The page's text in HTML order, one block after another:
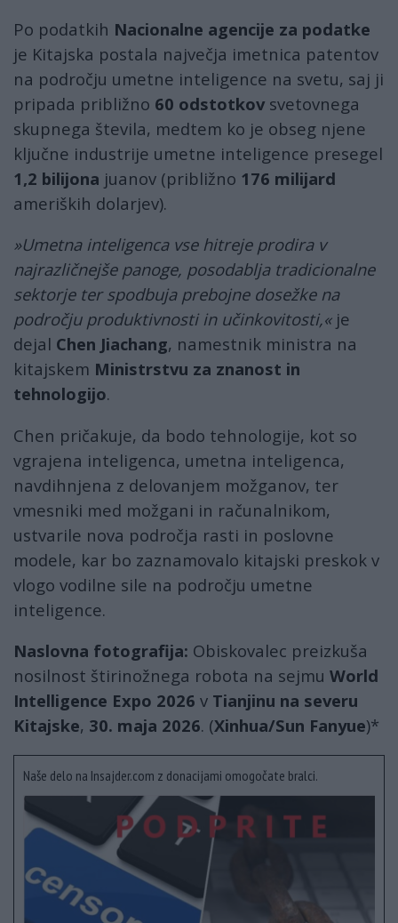
Po podatkih Nacionalne agencije za podatke
je Kitajska postala največja imetnica patentov
na področju umetne inteligence na svetu, saj ji
pripada približno 60 odstotkov svetovnega
skupnega števila, medtem ko je obseg njene
ključne industrije umetne inteligence presegel
1,2 bilijona juanov (približno 176 milijard
ameriških dolarjev).
»Umetna inteligenca vse hitreje prodira v
najrazličnejše panoge, posodablja tradicionalne
sektorje ter spodbuja prebojne dosežke na
področju produktivnosti in učinkovitosti,«je
dejal Chen Jiachang, namestnik ministra na
kitajskem Ministrstvu za znanost in
tehnologijo.
Chen pričakuje, da bodo tehnologije, kot so
vgrajena inteligenca, umetna inteligenca,
navdihnjena z delovanjem možganov, ter
vmesniki med možgani in računalnikom,
ustvarile nova področja rasti in poslovne
modele, kar bo zaznamovalo kitajski preskok v
vlogo vodilne sile na področju umetne
inteligence.
Naslovna fotografija: Obiskovalec preizkuša
nosilnost štirinožnega robota na sejmu World
Intelligence Expo 2026 v Tianjinu na severu
Kitajske, 30. maja 2026. (Xinhua/Sun Fanyue)*
Naše delo na Insajder.com z donacijami omogočate bralci.